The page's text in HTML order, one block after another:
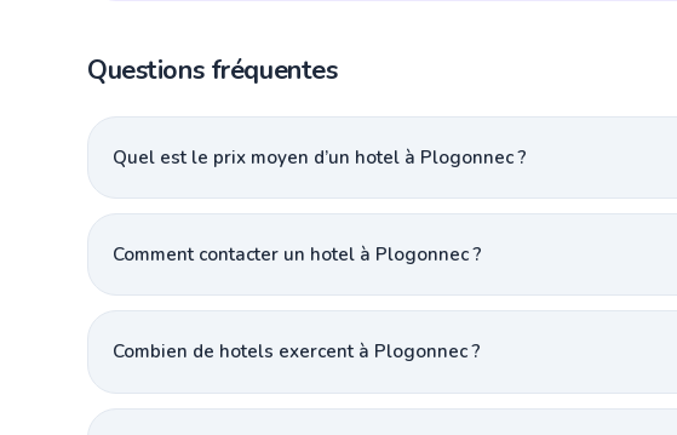
Questions fréquentes
Quel est le prix moyen d’un hotel à Plogonnec ?
Comment contacter un hotel à Plogonnec ?
Combien de hotels exercent à Plogonnec ?